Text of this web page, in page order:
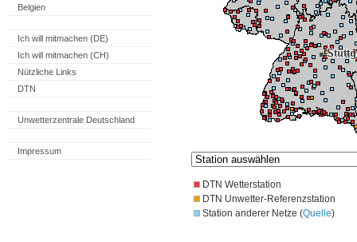
Belgien
Ich will mitmachen (DE)
Ich will mitmachen (CH)
Nützliche Links
DTN
Unwetterzentrale Deutschland
Impressum
DTN Wetterstation
DTN Unwetter-Referenzstation
Station anderer Netze (Quelle)